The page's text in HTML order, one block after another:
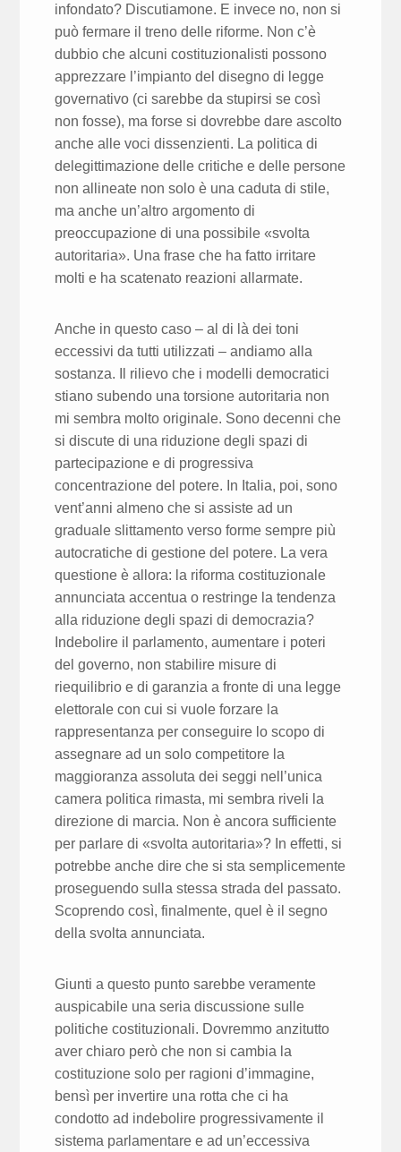
infondato? Discutiamone. E invece no, non si
può fermare il treno delle riforme. Non c’è
dubbio che alcuni costituzionalisti possono
apprezzare l’impianto del disegno di legge
governativo (ci sarebbe da stupirsi se così
non fosse), ma forse si dovrebbe dare ascolto
anche alle voci dissenzienti. La politica di
delegittimazione delle critiche e delle persone
non allineate non solo è una caduta di stile,
ma anche un’altro argomento di
preoccupazione di una possibile «svolta
autoritaria». Una frase che ha fatto irritare
molti e ha scatenato reazioni allarmate.
Anche in questo caso – al di là dei toni
eccessivi da tutti utilizzati – andiamo alla
sostanza. Il rilievo che i modelli democratici
stiano subendo una torsione autoritaria non
mi sembra molto originale. Sono decenni che
si discute di una riduzione degli spazi di
partecipazione e di progressiva
concentrazione del potere. In Italia, poi, sono
vent’anni almeno che si assiste ad un
graduale slittamento verso forme sempre più
autocratiche di gestione del potere. La vera
questione è allora: la riforma costituzionale
annunciata accentua o restringe la tendenza
alla riduzione degli spazi di democrazia?
Indebolire il parlamento, aumentare i poteri
del governo, non stabilire misure di
riequilibrio e di garanzia a fronte di una legge
elettorale con cui si vuole forzare la
rappresentanza per conseguire lo scopo di
assegnare ad un solo competitore la
maggioranza assoluta dei seggi nell’unica
camera politica rimasta, mi sembra riveli la
direzione di marcia. Non è ancora sufficiente
per parlare di «svolta autoritaria»? In effetti, si
potrebbe anche dire che si sta semplicemente
proseguendo sulla stessa strada del passato.
Scoprendo così, finalmente, quel è il segno
della svolta annunciata.
Giunti a questo punto sarebbe veramente
auspicabile una seria discussione sulle
politiche costituzionali. Dovremmo anzitutto
aver chiaro però che non si cambia la
costituzione solo per ragioni d’immagine,
bensì per invertire una rotta che ci ha
condotto ad indebolire progressivamente il
sistema parlamentare e ad un’eccessiva